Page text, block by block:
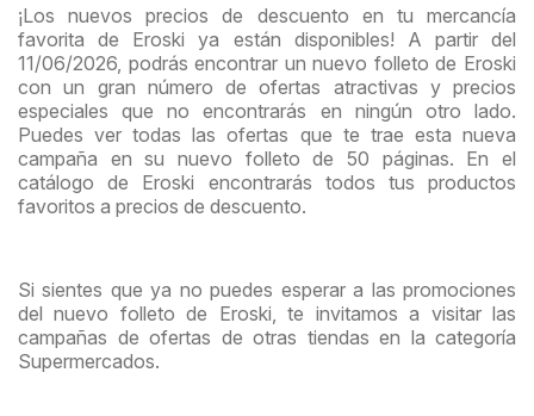
¡Los nuevos precios de descuento en tu mercancía
favorita de Eroski ya están disponibles! A partir del
11/06/2026, podrás encontrar un nuevo folleto de Eroski
con un gran número de ofertas atractivas y precios
especiales que no encontrarás en ningún otro lado.
Puedes ver todas las ofertas que te trae esta nueva
campaña en su nuevo folleto de 50 páginas. En el
catálogo de Eroski encontrarás todos tus productos
favoritos a precios de descuento.
Si sientes que ya no puedes esperar a las promociones
del nuevo folleto de Eroski, te invitamos a visitar las
campañas de ofertas de otras tiendas en la categoría
Supermercados.